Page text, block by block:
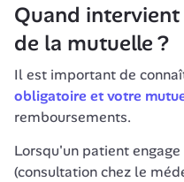
Quand
de la mutuelle ?
Il est important de
obligatoire et votre
remboursements.
Lorsqu'un patient
(consultation chez le